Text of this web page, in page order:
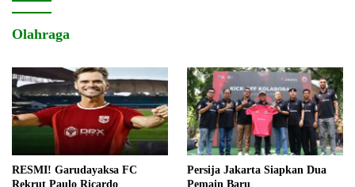
Olahraga
RESMI! Garudayaksa FC
Rekrut Paulo Ricardo
Persija Jakarta Siapkan Dua
Pemain Baru